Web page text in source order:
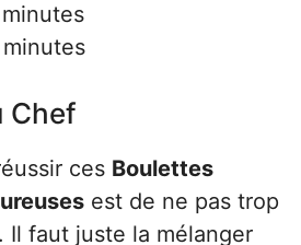
Chef
ces Boulettes
est de ne pas trop
Il faut juste la mélanger